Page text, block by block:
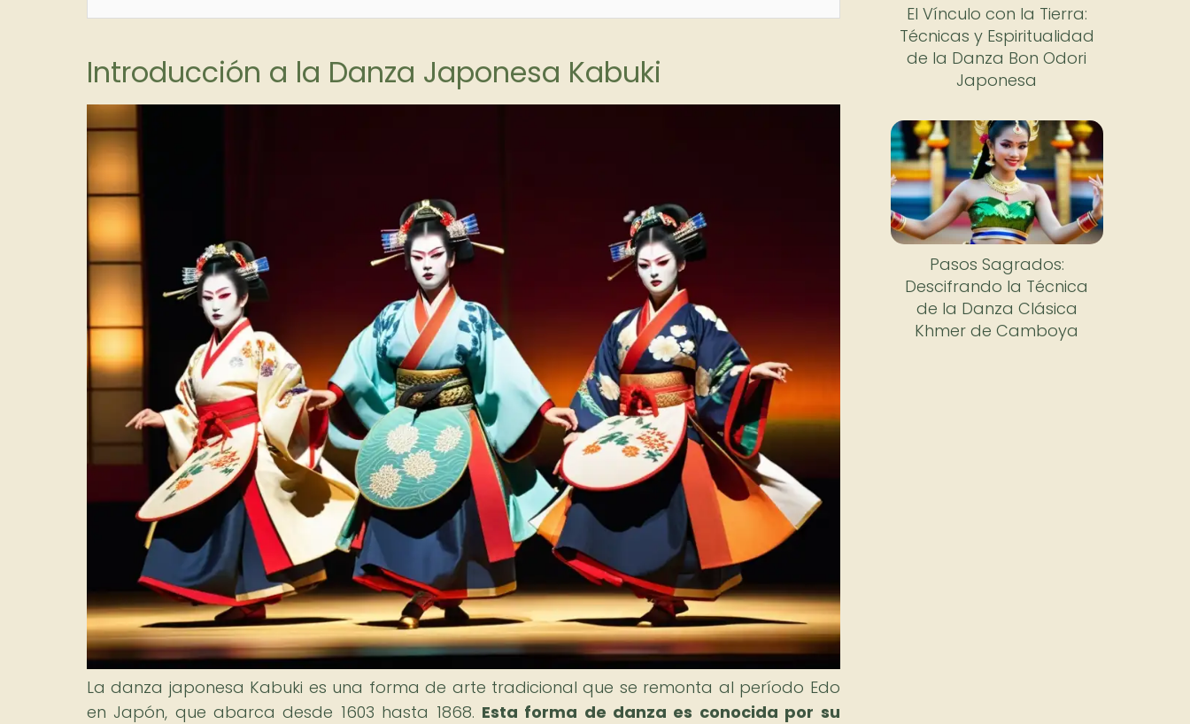
Introducción a la Danza Japonesa Kabuki
La danza japonesa Kabuki es una forma de arte tradicional que se remonta al período Edo
en Japón, que abarca desde 1603 hasta 1868. Esta forma de danza es conocida por su
El Vínculo con la Tierra:
Técnicas y Espiritualidad
de la Danza Bon Odori
Japonesa
Pasos Sagrados:
Descifrando la Técnica
de la Danza Clásica
Khmer de Camboya